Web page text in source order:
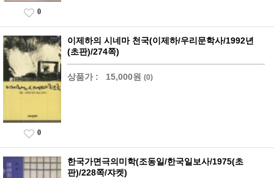
0
이제하의 시네마 천국(이제하/우리문학사/1992년
(초판)/274쪽)
상품가 : 15,000원 (0)
0
한국가면극의미학(조동일/한국일보사/1975(초
판)/228쪽/쟈켓)